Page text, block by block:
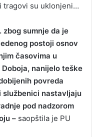
tragovi su uklonjeni…
zbog sumnje da je
postoji osnov
časovima u
nanijelo teške
povreda
službenici nastavljaju
pod nadzorom
– saopštila je PU